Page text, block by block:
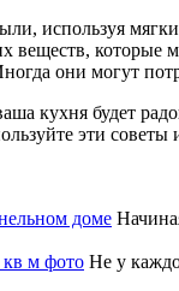
используя
которые
они могут
кухня будет
эти
доме
кв м фото Не у